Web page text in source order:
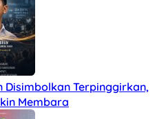
Disimbolkan Terpinggirkan,
Membara